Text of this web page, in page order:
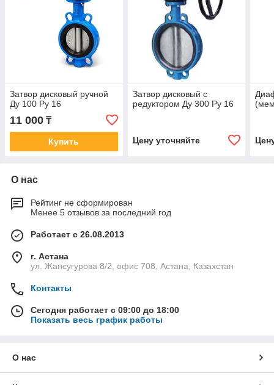
Затвор дисковый ручной
Ду 100 Ру 16
11 000 ₸
Купить
Затвор дисковый с
редуктором Ду 300 Ру 16
Цену уточняйте
О нас
Рейтинг не сформирован
Менее 5 отзывов за последний год
Работает с 26.08.2013
г. Астана
ул. Жансугурова 8/2, офис 708, Астана, Казахстан
Контакты
Сегодня работает с 09:00 до 18:00
Показать весь график работы
О нас